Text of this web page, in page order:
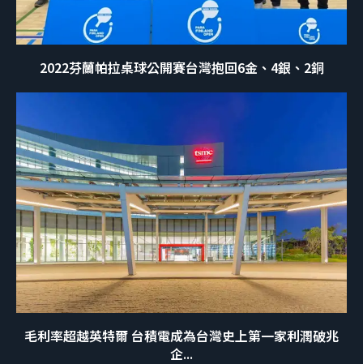
2022芬蘭帕拉桌球公開賽台灣抱回6金、4銀、2銅
毛利率超越英特爾 台積電成為台灣史上第一家利潤破兆
企...